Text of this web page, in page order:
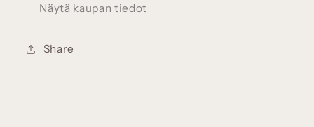
Näytä kaupan tiedot
Share